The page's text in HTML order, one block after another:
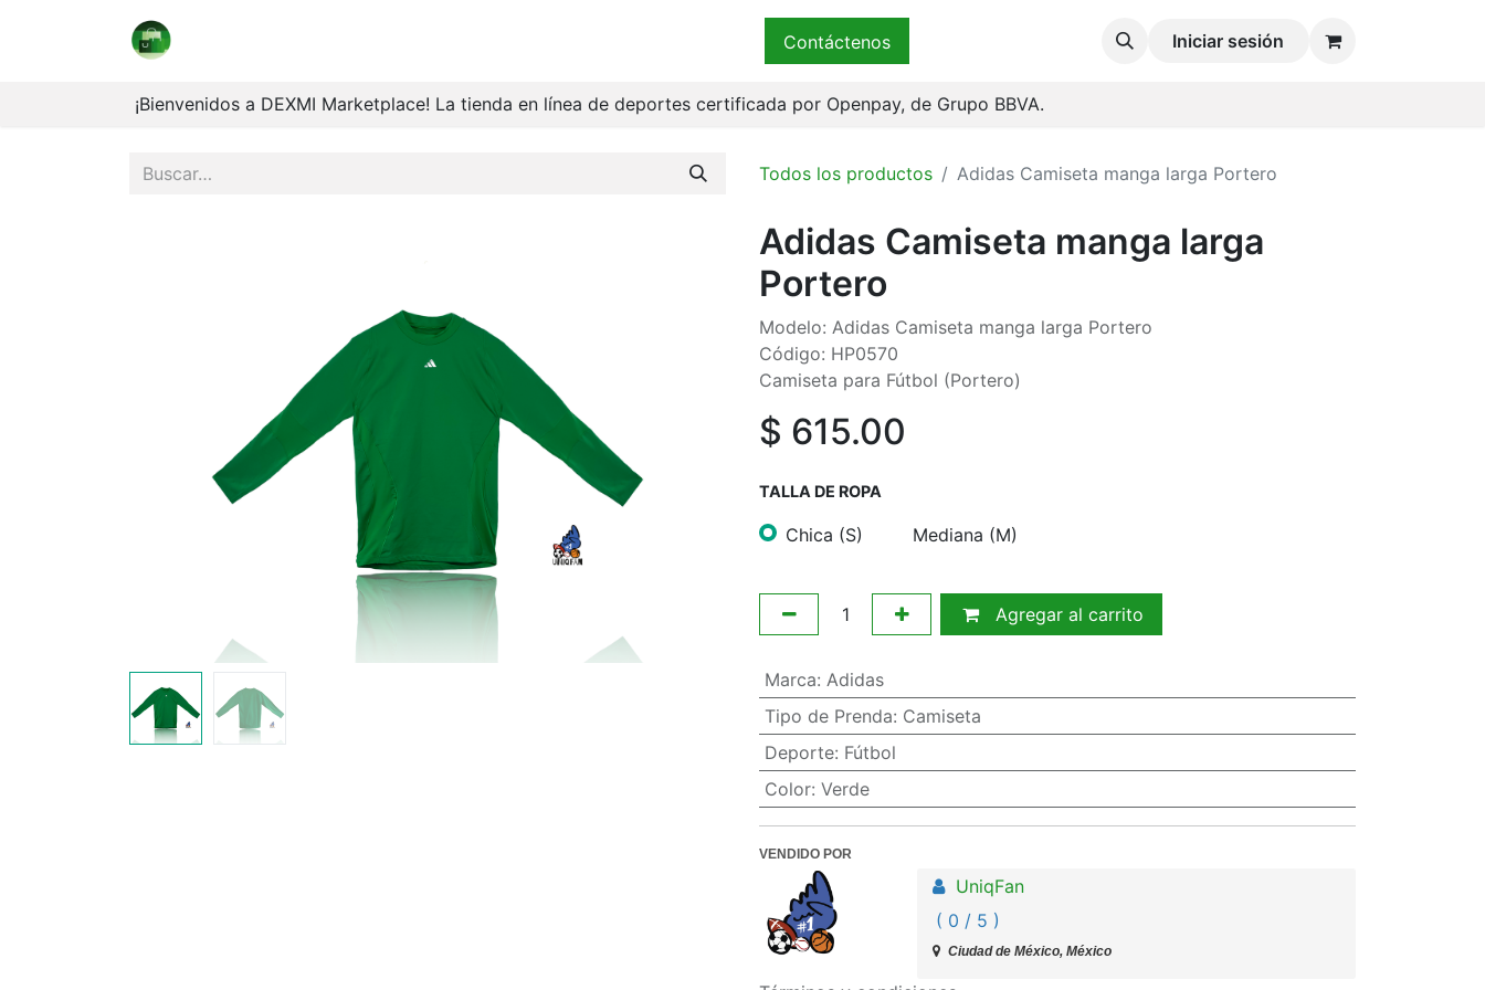
Contáctenos Iniciar sesión
¡Bienvenidos a DEXMI Marketplace! La tienda en línea de deportes certificada por Openpay, de Grupo BBVA.
Todos los productos Adidas Camiseta manga larga Portero
Adidas Camiseta manga larga
Portero
Modelo: Adidas Camiseta manga larga Portero
Código: HP0570
Camiseta para Fútbol (Portero)
$ 615.00
TALLA DE ROPA
Chica (S) Mediana (M)
Agregar al carrito
Marca: Adidas
Tipo de Prenda: Camiseta
Deporte: Fútbol
Color: Verde
VENDIDO POR
UniqFan
( 0 / 5 )
Ciudad de México, México